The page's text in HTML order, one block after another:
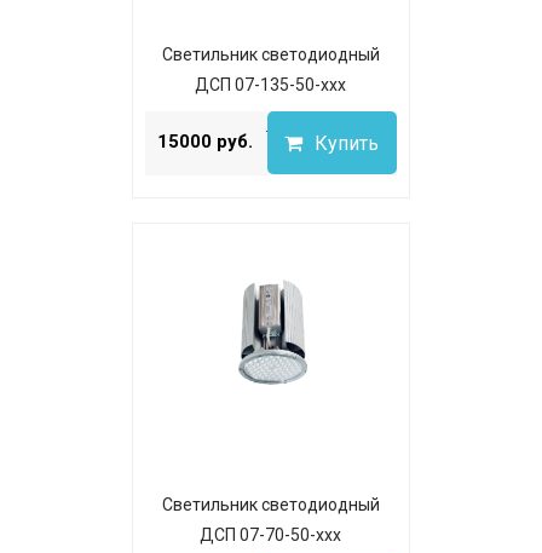
Светильник светодиодный
ДСП 07-135-50-ххх
...
15000 руб. Купить
Светильник светодиодный
ДСП 07-70-50-ххх